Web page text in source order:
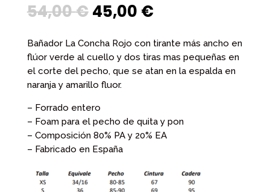
54,00€ Original
price
was:
54,00 €.
45,00 €Current
is:
45,00 €.
Bañador La Concha Rojo con tirante más ancho en
flúor verde al cuello y dos tiras mas pequeñas en
el corte del pecho, que se atan en la espalda en
naranja y amarillo fluor.
– Forrado entero
– Foam para el pecho de quita y pon
– Composición 80% PA y 20% EA
– Fabricado en España